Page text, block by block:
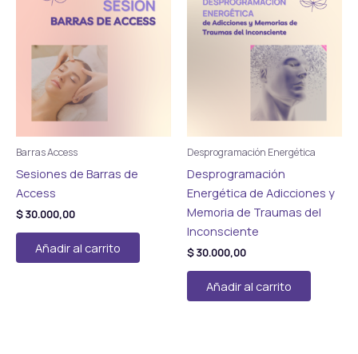
Barras Access
Sesiones de Barras de
Access
$30.000,00
Añadir al carrito
Desprogramación Energética
Desprogramación
Energética de Adicciones y
Memoria de Traumas del
Inconsciente
$30.000,00
Añadir al carrito